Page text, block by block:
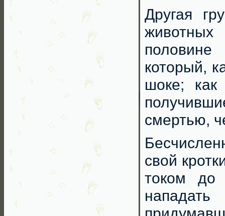
Другая
который,
шоке;
смертью,
свой
током до